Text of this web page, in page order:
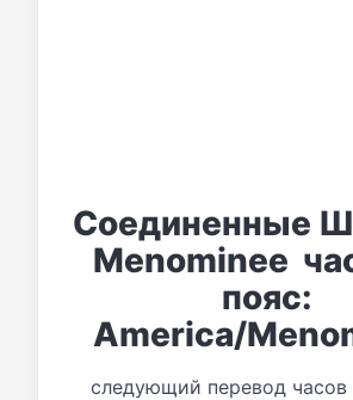
Соединенные
Menominee
пояс:
America/
следующий перевод часов